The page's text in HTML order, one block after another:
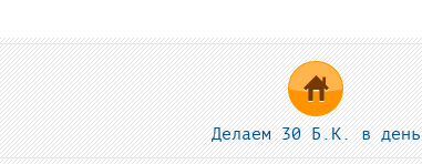
Делаем 30 Б.К. в день